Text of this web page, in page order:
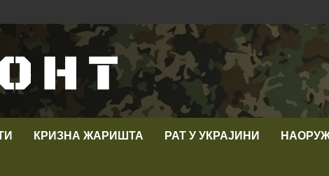
ФРОНТ
КРИЗНА ЖАРИШТА РАТ У УКРАЈИНИ